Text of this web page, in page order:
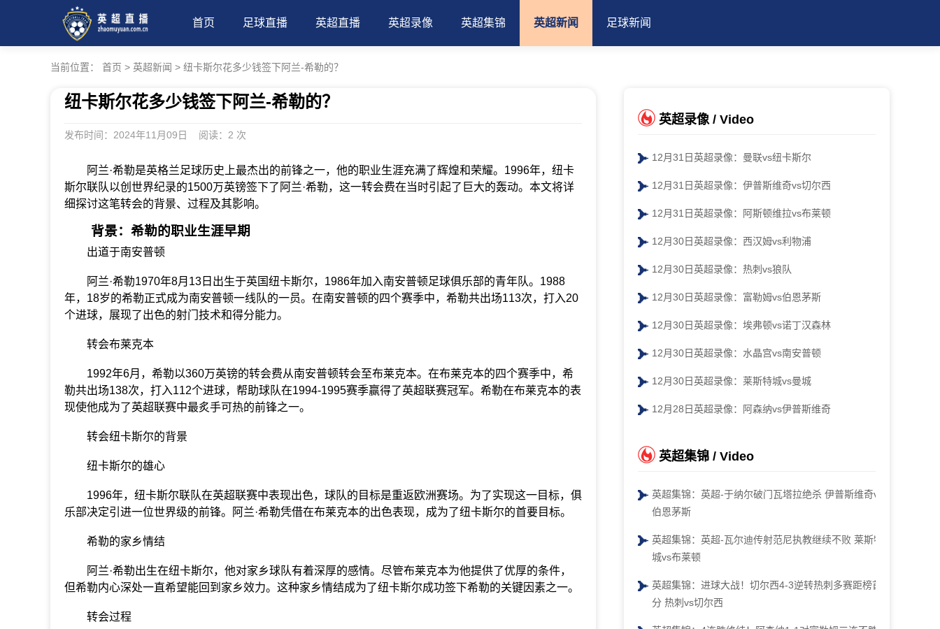
首页 足球直播 英超直播 英超录像 英超集锦 英超新闻 足球新闻
当前位置： 首页 > 英超新闻 > 纽卡斯尔花多少钱签下阿兰-希勒的？
纽卡斯尔花多少钱签下阿兰-希勒的？
发布时间：2024年11月09日 阅读： 2 次
阿兰·希勒是英格兰足球历史上最杰出的前锋之一，他的职业生涯充满了辉煌和荣耀。1996年，纽卡
斯尔联队以创世界纪录的1500万英镑签下了阿兰·希勒，这一转会费在当时引起了巨大的轰动。本文将详
细探讨这笔转会的背景、过程及其影响。
背景：希勒的职业生涯早期
出道于南安普顿
阿兰·希勒1970年8月13日出生于英国纽卡斯尔，1986年加入南安普顿足球俱乐部的青年队。1988
年，18岁的希勒正式成为南安普顿一线队的一员。在南安普顿的四个赛季中，希勒共出场113次，打入20
个进球，展现了出色的射门技术和得分能力。
转会布莱克本
1992年6月，希勒以360万英镑的转会费从南安普顿转会至布莱克本。在布莱克本的四个赛季中，希
勒共出场138次，打入112个进球，帮助球队在1994-1995赛季赢得了英超联赛冠军。希勒在布莱克本的表
现使他成为了英超联赛中最炙手可热的前锋之一。
转会纽卡斯尔的背景
纽卡斯尔的雄心
1996年，纽卡斯尔联队在英超联赛中表现出色，球队的目标是重返欧洲赛场。为了实现这一目标，俱
乐部决定引进一位世界级的前锋。阿兰·希勒凭借在布莱克本的出色表现，成为了纽卡斯尔的首要目标。
希勒的家乡情结
阿兰·希勒出生在纽卡斯尔，他对家乡球队有着深厚的感情。尽管布莱克本为他提供了优厚的条件，
但希勒内心深处一直希望能回到家乡效力。这种家乡情结成为了纽卡斯尔成功签下希勒的关键因素之一。
转会过程
英超录像 / Video
12月31日英超录像：曼联vs纽卡斯尔
12月31日英超录像：伊普斯维奇vs切尔西
12月31日英超录像：阿斯顿维拉vs布莱顿
12月30日英超录像：西汉姆vs利物浦
12月30日英超录像：热刺vs狼队
12月30日英超录像：富勒姆vs伯恩茅斯
12月30日英超录像：埃弗顿vs诺丁汉森林
12月30日英超录像：水晶宫vs南安普顿
12月30日英超录像：莱斯特城vs曼城
12月28日英超录像：阿森纳vs伊普斯维奇
英超集锦 / Video
英超集锦：英超-于纳尔破门瓦塔拉绝杀 伊普斯维奇vs
伯恩茅斯
英超集锦：英超-瓦尔迪传射范尼执教继续不败 莱斯特
城vs布莱顿
英超集锦：进球大战！切尔西4-3逆转热刺多赛距榜首4
分 热刺vs切尔西